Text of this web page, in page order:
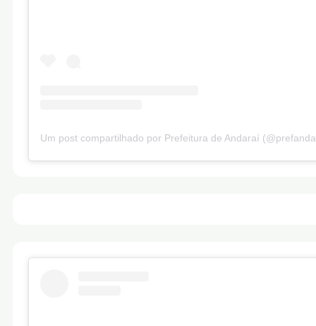
Um post compartilhado por Prefeitura de Andaraí